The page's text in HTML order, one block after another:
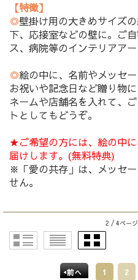
【特徴】
◎壁掛け用の大きめサイズ
下、応接室などの壁に。ご
ス、病院等のインテリアアー
◎絵の中に、名前やメッセ
お祝いや記念日など贈り物
ネームや店舗名を入れて、
トとしてもどうぞ。
★ご希望の方には、絵の中
届けします。(無料特典)
※「愛の共存」は、メッセ
せん。
2 / 4ページ
前へ 1 2